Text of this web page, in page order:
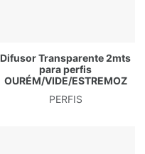
Difusor Transparente 2mts
para perfis
OURÉM/VIDE/ESTREMOZ
PERFIS